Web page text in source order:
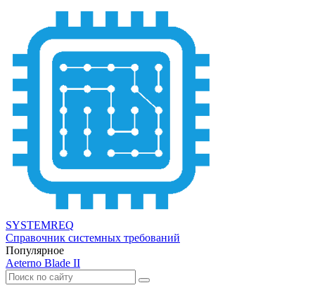
SYSTEMREQ
Справочник системных требований
Популярное
Aeterno Blade II